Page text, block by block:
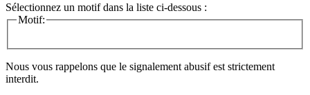
Sélectionnez un motif dans la liste ci-dessous :
Motif:
Nous vous rappelons que le signalement abusif est strictement
interdit.